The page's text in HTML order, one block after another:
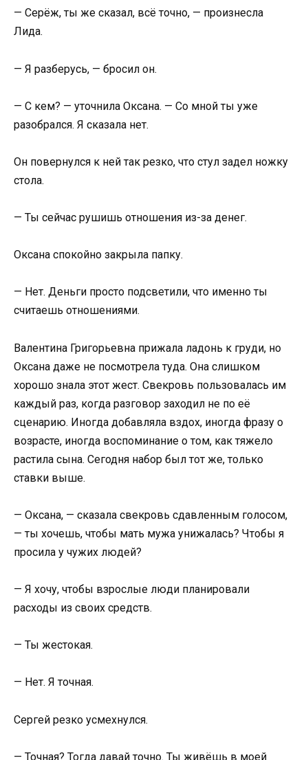
— Серёж, ты же сказал, всё точно, — произнесла
Лида.
— Я разберусь, — бросил он.
— С кем? — уточнила Оксана. — Со мной ты уже
разобрался. Я сказала нет.
Он повернулся к ней так резко, что стул задел ножку
стола.
— Ты сейчас рушишь отношения из-за денег.
Оксана спокойно закрыла папку.
— Нет. Деньги просто подсветили, что именно ты
считаешь отношениями.
Валентина Григорьевна прижала ладонь к груди, но
Оксана даже не посмотрела туда. Она слишком
хорошо знала этот жест. Свекровь пользовалась им
каждый раз, когда разговор заходил не по её
сценарию. Иногда добавляла вздох, иногда фразу о
возрасте, иногда воспоминание о том, как тяжело
растила сына. Сегодня набор был тот же, только
ставки выше.
— Оксана, — сказала свекровь сдавленным голосом,
— ты хочешь, чтобы мать мужа унижалась? Чтобы я
просила у чужих людей?
— Я хочу, чтобы взрослые люди планировали
расходы из своих средств.
— Ты жестокая.
— Нет. Я точная.
Сергей резко усмехнулся.
— Точная? Тогда давай точно. Ты живёшь в моей